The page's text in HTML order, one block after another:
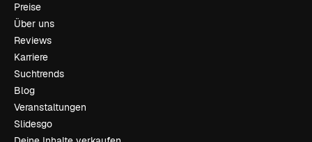
Preise
Über uns
Reviews
Karriere
Suchtrends
Blog
Veranstaltungen
Slidesgo